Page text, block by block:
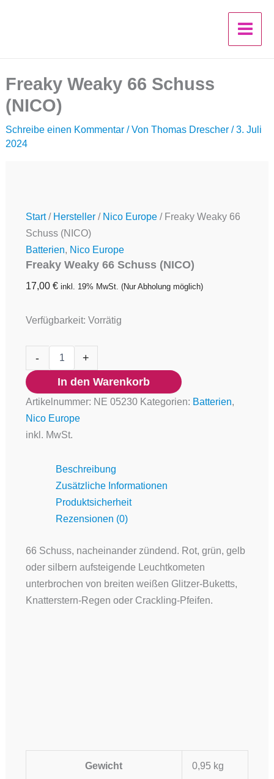
Freaky Weaky 66 Schuss
(NICO)
Schreibe einen Kommentar / Von Thomas Drescher /3. Juli
2024
Start/ Hersteller/ Nico Europe/ Freaky Weaky 66
Schuss (NICO)
Batterien, Nico Europe
Freaky Weaky 66 Schuss (NICO)
17,00 € inkl. 19% MwSt. (Nur Abholung möglich)
Verfügbarkeit: Vorrätig
- +
In den Warenkorb
Artikelnummer: NE 05230 Kategorien: Batterien,
Nico Europe
inkl. MwSt.
Beschreibung
Zusätzliche Informationen
Produktsicherheit
Rezensionen (0)
66 Schuss, nacheinander zündend. Rot, grün, gelb
oder silbern aufsteigende Leuchtkometen
unterbrochen von breiten weißen Glitzer-Buketts,
Knatterstern-Regen oder Crackling-Pfeifen.
Gewicht 0,95 kg